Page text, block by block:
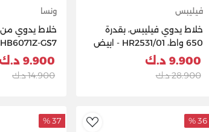
فيليبس
خلاط يدوي فيليبس، بقدرة
650 واط، HR2531/01 - ابيض
9.900 د.ك
28.900 د.ك
ونسا
HB6071Z-GS7 - أسود
9.900 د.ك
14.900 د.ك
AddToWishlist
36 %
37 %